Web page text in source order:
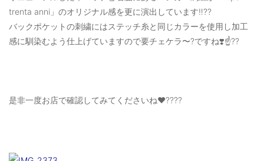
trenta anni」のオリジナル感を更に演出しています‼️??
バックポケットの刺繍にはステッチ糸と同じカラーを使用し加工
感に馴染むよう仕上げていますので要チェケラ〜?ですね❣️☝️️??
是非一度お店で確認してみてくださいね❤️????